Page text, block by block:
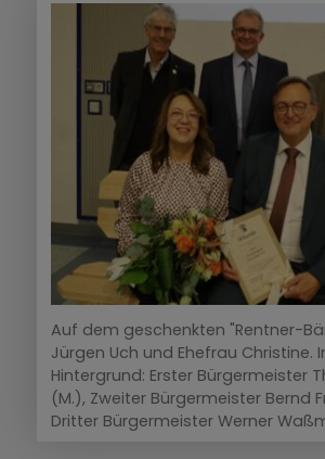
Auf dem geschenkten "Rentner-
Jürgen Uch und Ehefrau Christine.
Hintergrund: Erster Bürgermeister
(M.), Zweiter Bürgermeister Bernd
Dritter Bürgermeister Werner